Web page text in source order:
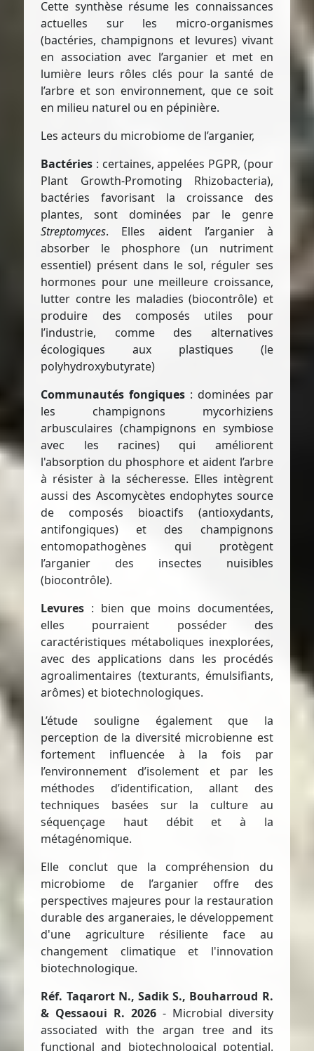
Cette synthèse résume les connaissances
actuelles sur les micro-organismes
(bactéries, champignons et levures) vivant
en association avec l’arganier et met en
lumière leurs rôles clés pour la santé de
l’arbre et son environnement, que ce soit
en milieu naturel ou en pépinière.
Les acteurs du microbiome de l’arganier,
Bactéries : certaines, appelées PGPR, (pour
Plant Growth-Promoting Rhizobacteria),
bactéries favorisant la croissance des
plantes, sont dominées par le genre
Streptomyces. Elles aident l’arganier à
absorber le phosphore (un nutriment
essentiel) présent dans le sol, réguler ses
hormones pour une meilleure croissance,
lutter contre les maladies (biocontrôle) et
produire des composés utiles pour
l’industrie, comme des alternatives
écologiques aux plastiques (le
polyhydroxybutyrate)
Communautés fongiques : dominées par
les champignons mycorhiziens
arbusculaires (champignons en symbiose
avec les racines) qui améliorent
l'absorption du phosphore et aident l’arbre
à résister à la sécheresse. Elles intègrent
aussi des Ascomycètes endophytes source
de composés bioactifs (antioxydants,
antifongiques) et des champignons
entomopathogènes qui protègent
l’arganier des insectes nuisibles
(biocontrôle).
Levures : bien que moins documentées,
elles pourraient posséder des
caractéristiques métaboliques inexplorées,
avec des applications dans les procédés
agroalimentaires (texturants, émulsifiants,
arômes) et biotechnologiques.
L’étude souligne également que la
perception de la diversité microbienne est
fortement influencée à la fois par
l’environnement d’isolement et par les
méthodes d’identification, allant des
techniques basées sur la culture au
séquençage haut débit et à la
métagénomique.
Elle conclut que la compréhension du
microbiome de l’arganier offre des
perspectives majeures pour la restauration
durable des arganeraies, le développement
d'une agriculture résiliente face au
changement climatique et l'innovation
biotechnologique.
Réf. Taqarort N., Sadik S., Bouharroud R.
& Qessaoui R. 2026 - Microbial diversity
associated with the argan tree and its
functional and biotechnological potential.